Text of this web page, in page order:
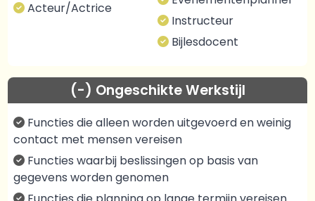
Acteur/Actrice
Instructeur
Bijlesdocent
(-) Ongeschikte Werkstijl
Functies die alleen worden uitgevoerd en weinig
contact met mensen vereisen
Functies waarbij beslissingen op basis van
gegevens worden genomen